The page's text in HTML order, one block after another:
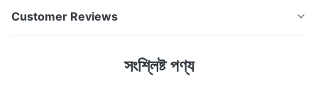
কারখানা চীনে স্মার্ট কন্ট্রোল / ইন্ডাস্ট্রিয়াল কন্ট্রোল পিসিবিএ সংক্ষিপ্ত বিবরণ স্মার্ট
বুদ্ধিমান এবং শিল্প সিস্টেমের প্রধান নিয়ন্ত্রণ ...
Customer Reviews
Based on 50 reviews recently
সংশ্লিষ্ট পণ্য